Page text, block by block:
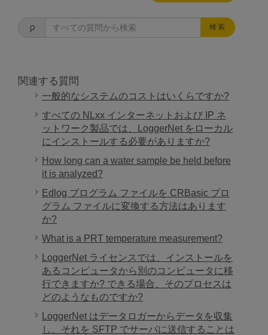
検索
関連する質問
一般的なシステムのコストはいくらですか?
すべての NLxx インターネットおよび IP ネ
ットワーク製品では、LoggerNet をローカル
にインストールする必要がありますか?
How long can a water sample be held before
it is analyzed?
Edlog プログラム ファイルを CRBasic プロ
グラム ファイルに変換する方法はあります
か?
What is a PRT temperature measurement?
LoggerNet ライセンスでは、インストールを
あるコンピュータから別のコンピュータに移
行できますか? できる場合、そのプロセスは
どのようなものですか?
LoggerNet はデータロガーからデータを収集
し、それを SFTP でサーバに送信することは